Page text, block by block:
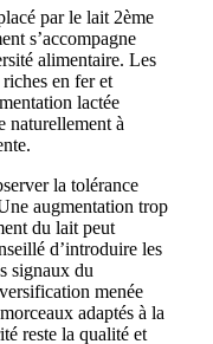
par le lait 2ème
s’accompagne
alimentaire. Les
en fer et
lactée
naturellement à
la tolérance
augmentation trop
du lait peut
d’introduire les
signaux du
menée
adaptés à la
reste la qualité et